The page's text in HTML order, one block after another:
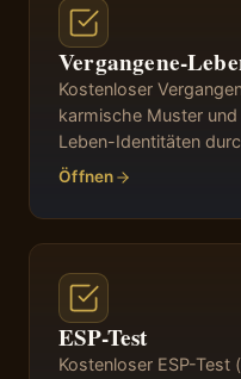
Vergangene-
Kostenloser
karmische Muster
Leben-Identitäten
Öffnen
ESP-Test
Kostenloser ESP-Test